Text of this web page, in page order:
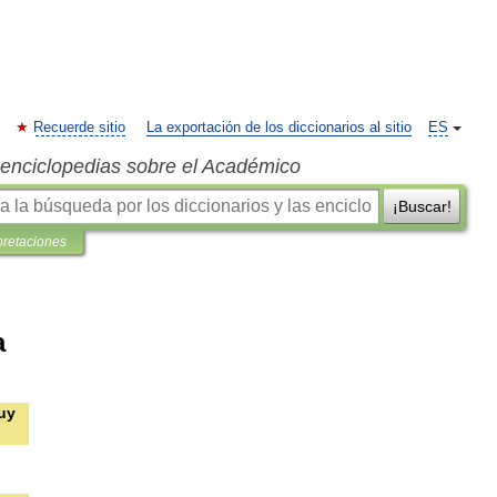
ES
Recuerde sitio La exportación de los diccionarios al sitio
sobre el Académico
¡Buscar!